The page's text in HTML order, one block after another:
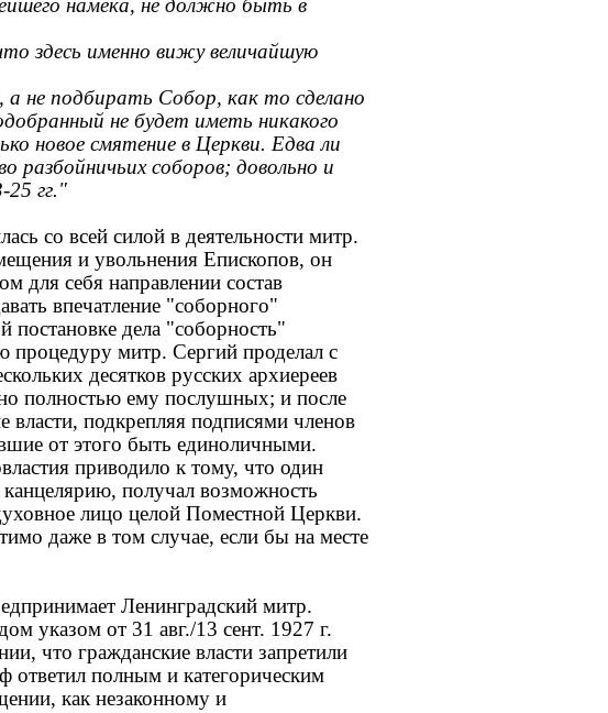
намека, не должно быть в
здесь именно вижу величайшую
не подбирать Собор, как то сделано
не будет иметь никакого
новое смятение в Церкви. Едва ли
разбойничьих соборов; довольно и
25 гг."
со всей силой в деятельности митр.
и увольнения Епископов, он
для себя направлении состав
впечатление "соборного"
постановке дела "соборность"
митр. Сергий проделал с
десятков русских архиереев
полностью ему послушных; и после
власти, подкрепляя подписями членов
от этого быть единоличными.
приводило к тому, что один
получал возможность
лицо целой Поместной Церкви.
даже в том случае, если бы на месте
Ленинградский митр.
указом от 31 авг./13 сент. 1927 г.
что гражданские власти запретили
полным и категорическим
как незаконному и